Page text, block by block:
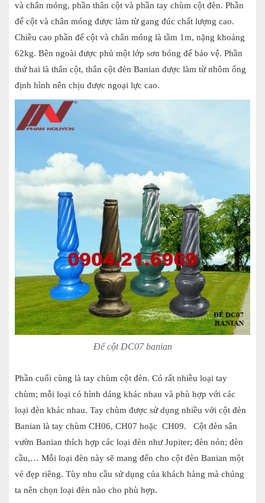
và chân móng, phần thân cột và phần tay chùm cột đèn. Phần
đế cột và chân móng được làm từ gang đúc chất lượng cao.
Chiều cao phần đế cột và chân móng là tầm 1m, nặng khoảng
62kg. Bên ngoài được phủ một lớp sơn bóng để bảo vệ. Phần
thứ hai là thân cột, thân cột đèn Banian được làm từ nhôm ống
định hình nên chịu được ngoại lực cao.
Đế cột DC07 banian
Phần cuối cùng là tay chùm cột đèn. Có rất nhiều loại tay
chùm; mỗi loại có hình dáng khác nhau và phù hợp với các
loại đèn khác nhau. Tay chùm được sử dụng nhiều với cột đèn
Banian là tay chùm CH06, CH07 hoặc CH09. Cột đèn sân
vườn Banian thích hợp các loại đèn như Jupiter; đèn nón; đèn
cầu,… Mỗi loại đèn này sẽ mang đến cho cột đèn Banian một
vẻ đẹp riêng. Tùy nhu cầu sử dụng của khách hàng mà chúng
ta nên chọn loại đèn nào cho phù hợp.